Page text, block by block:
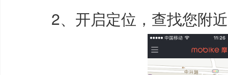
2、开启定位，查找您附近